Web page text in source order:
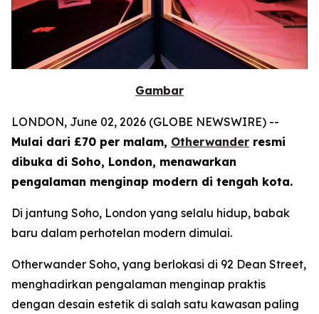
Gambar
LONDON, June 02, 2026 (GLOBE NEWSWIRE) --
Mulai dari £70 per malam, Otherwander resmi
dibuka di Soho, London, menawarkan
pengalaman menginap modern di tengah kota.
Di jantung Soho, London yang selalu hidup, babak
baru dalam perhotelan modern dimulai.
Otherwander Soho, yang berlokasi di 92 Dean Street,
menghadirkan pengalaman menginap praktis
dengan desain estetik di salah satu kawasan paling